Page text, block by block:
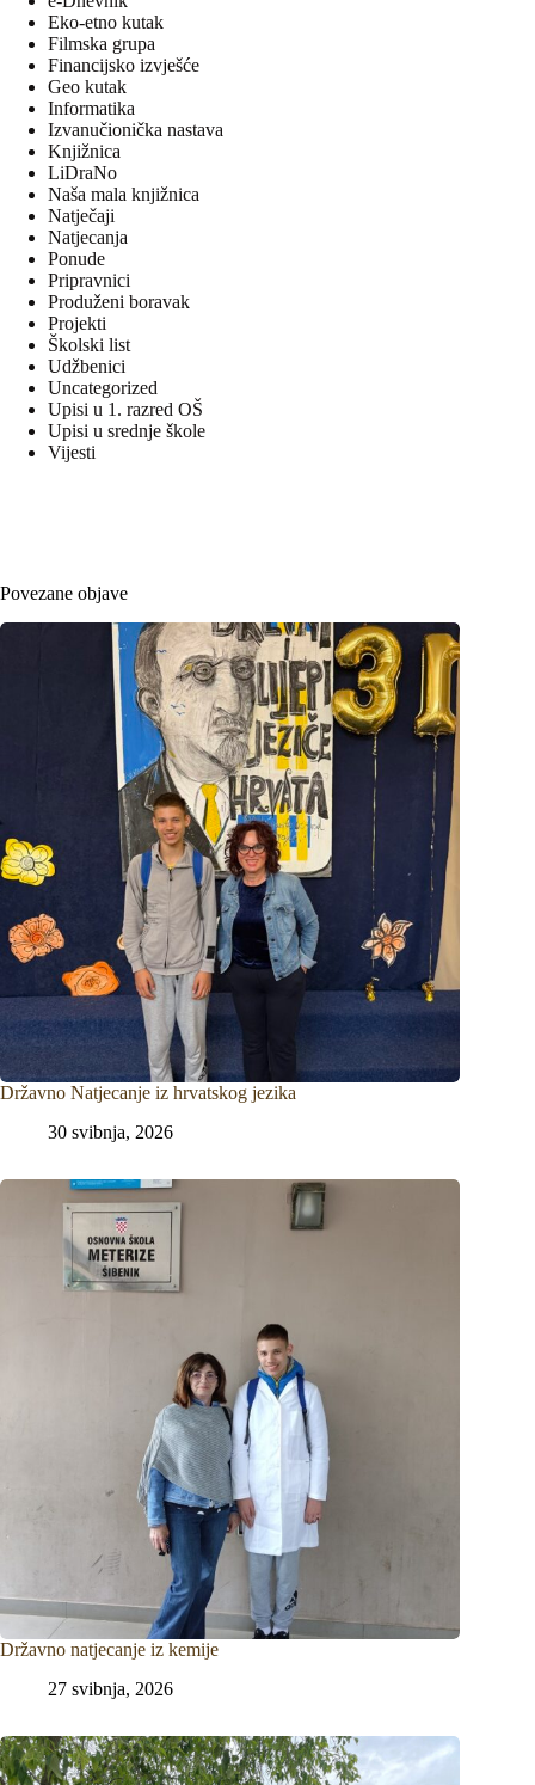
Eko-etno kutak
Filmska grupa
Financijsko izvješće
Geo kutak
Informatika
Izvanučionička nastava
Knjižnica
LiDraNo
Naša mala knjižnica
Natječaji
Natjecanja
Ponude
Pripravnici
Produženi boravak
Projekti
Školski list
Udžbenici
Uncategorized
Upisi u 1. razred OŠ
Upisi u srednje škole
Vijesti
Povezane objave
Državno Natjecanje iz hrvatskog jezika
30 svibnja, 2026
Državno natjecanje iz kemije
27 svibnja, 2026